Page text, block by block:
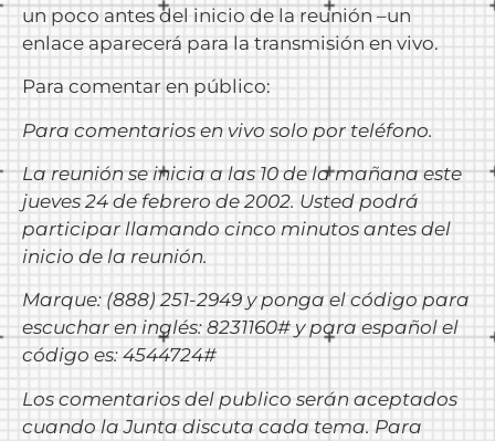
un poco antes del inicio de la reunión –un
enlace aparecerá para la transmisión en vivo.
Para comentar en público:
Para comentarios en vivo solo por teléfono.
La reunión se inicia a las 10 de la mañana este
jueves 24 de febrero de 2002. Usted podrá
participar llamando cinco minutos antes del
inicio de la reunión.
Marque: (888) 251-2949 y ponga el código para
escuchar en inglés: 8231160# y para español el
código es: 4544724#
Los comentarios del publico serán aceptados
cuando la Junta discuta cada tema. Para